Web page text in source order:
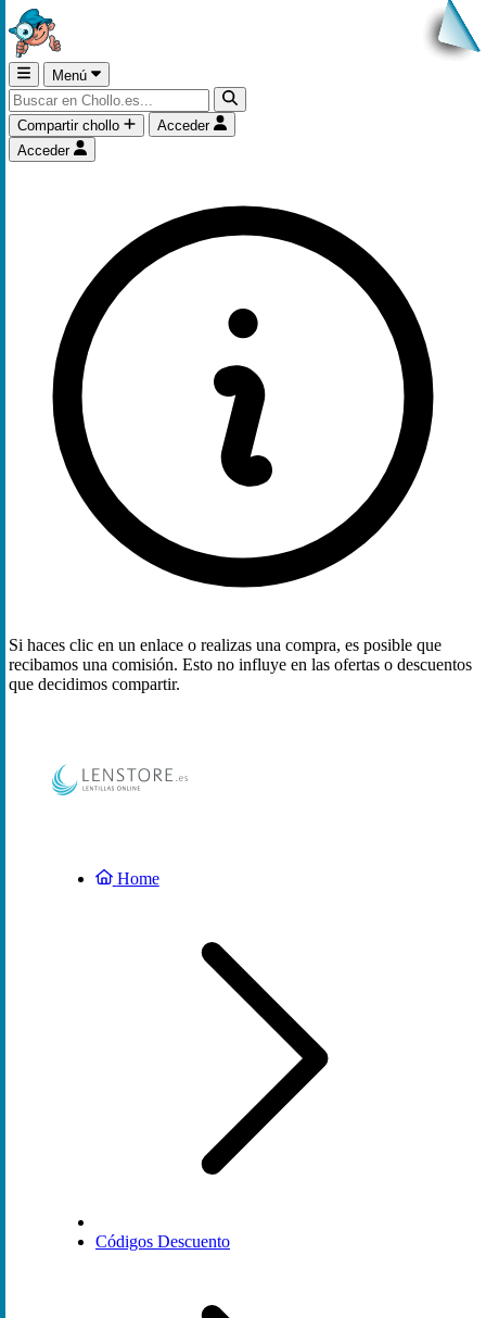
Menú
Compartir chollo
Acceder
Acceder
Si haces clic en un enlace o realizas una compra, es posible que
recibamos una comisión. Esto no influye en las ofertas o descuentos
que decidimos compartir.
Home
Códigos Descuento